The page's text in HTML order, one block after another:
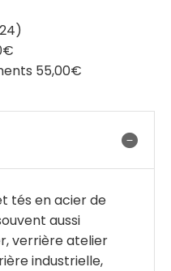
55,00€
tés en acier de
aussi
verrière atelier
industrielle,